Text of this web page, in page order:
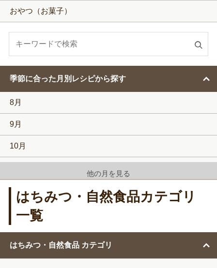
おやつ（お菓子）
索
季節に合った月別レシピから探す
8月
9月
10月
12月
2月
他の月を見る
はちみつ・自然食品カテゴリ
一覧
はちみつ・自然食品 カテゴリ